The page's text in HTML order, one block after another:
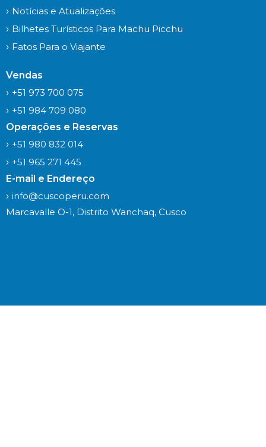
Notícias e Atualizações
Bilhetes Turísticos Para Machu Picchu
Fatos Para o Viajante
Vendas
+51 973 700 075
+51 984 709 080
Operações e Reservas
+51 980 832 014
+51 965 271 445
E-mail e Endereço
info@cuscoperu.com
Marcavalle O-1, Distrito Wanchaq, Cusco